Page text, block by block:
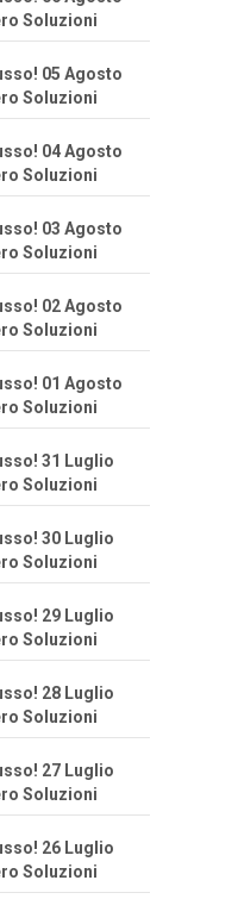
Soluzioni
05 Agosto
Soluzioni
04 Agosto
Soluzioni
03 Agosto
Soluzioni
02 Agosto
Soluzioni
01 Agosto
Soluzioni
31 Luglio
Soluzioni
30 Luglio
Soluzioni
29 Luglio
Soluzioni
28 Luglio
Soluzioni
27 Luglio
Soluzioni
26 Luglio
Soluzioni